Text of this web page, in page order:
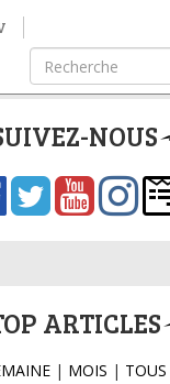
NOUS
ARTICLES
| MOIS | TOUS